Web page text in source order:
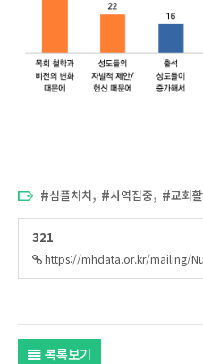
심플처치, 사역집중, 교회
321
https://mhdata.or.kr/mailing/
목록보기